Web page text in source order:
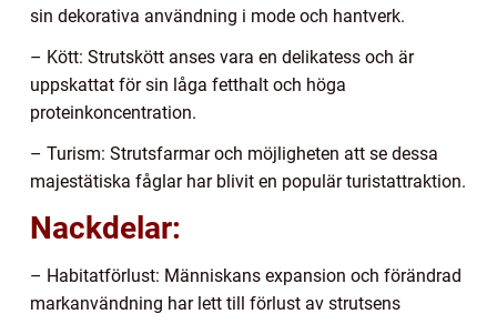
sin dekorativa användning i mode och hantverk.
– Kött: Strutskött anses vara en delikatess och är
uppskattat för sin låga fetthalt och höga
proteinkoncentration.
– Turism: Strutsfarmar och möjligheten att se dessa
majestätiska fåglar har blivit en populär turistattraktion.
Nackdelar:
– Habitatförlust: Människans expansion och förändrad
markanvändning har lett till förlust av strutsens